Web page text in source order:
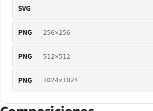
SVG
PNG 256×256
PNG 512×512
PNG 1024×1024